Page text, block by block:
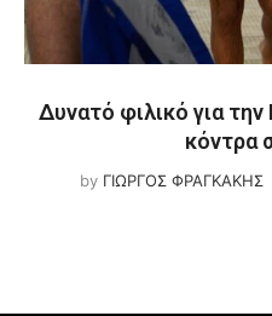
Δυνατό φιλικό για την
κόντρα
by ΓΙΩΡΓΟΣ ΦΡΑΓΚΑΚΗΣ